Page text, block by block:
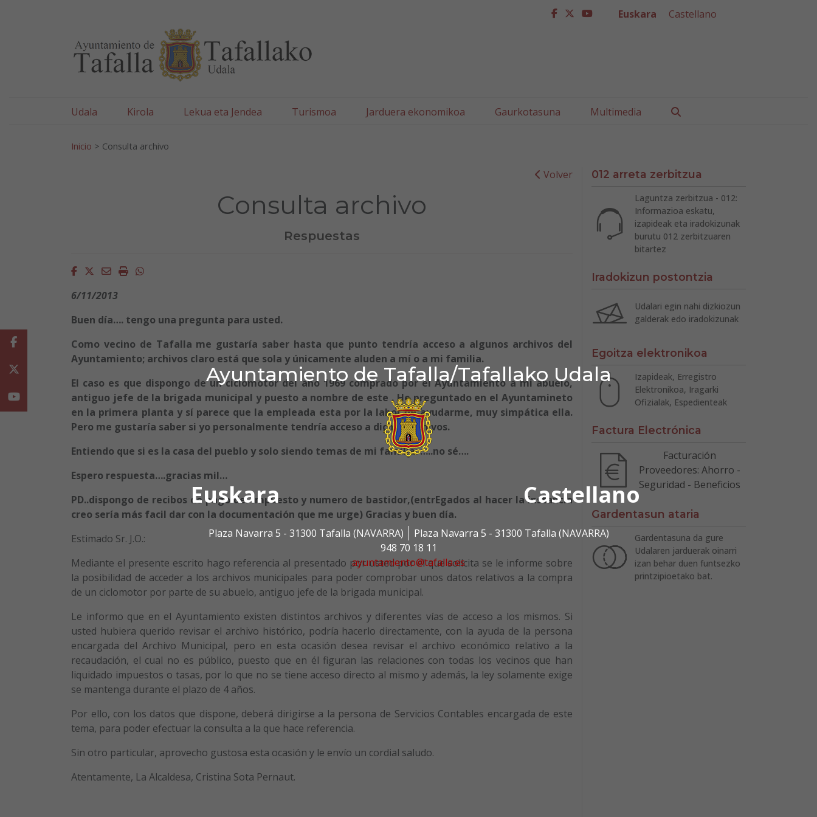
Ayuntamiento de Tafalla/Tafallako Udala
Euskara Castellano
Plaza Navarra 5 - 31300 Tafalla (NAVARRA)
Plaza Navarra 5 - 31300 Tafalla (NAVARRA)
948 70 18 11
ayuntamiento@tafalla.es
facebook
twitter
youtube
Euskara Castellano
Udala Kirola Lekua eta Jendea Turismoa Jarduera ekonomikoa Gaurkotasuna Multimedia
Inicio > Consulta archivo
Volver
Consulta archivo
Respuestas
Facebook
Twitter
EmailImprimirWhatsapp
6/11/2013
Buen día…. tengo una pregunta para usted.
Como vecino de Tafalla me gustaría saber hasta que punto tendría acceso a algunos archivos del
Ayuntamiento; archivos claro está que sola y únicamente aluden a mí o a mi familia.
El caso es que dispongo de un ciclomotor del año 1969 comprado por el Ayuntamiento a mi abuelo,
antiguo jefe de la brigada municipal y puesto a nombre de este . He preguntado en el Ayuntamineto
en la primera planta y sí parece que la empleada esta por la labor de ayudarme, muy simpática ella.
Pero me gustaría saber si yo personalmente tendría acceso a dichos archivos.
Entiendo que si es la casa del pueblo y solo siendo temas de mi familia. …..no sé….
Espero respuesta….gracias mil…
PD..dispongo de recibos de pago del impuesto y numero de bastidor,(entrEgados al hacer la instancia
creo sería más facil dar con la documentación que me urge) Gracias y buen día.
Estimado Sr. J.O.:
Mediante el presente escrito hago referencia al presentado por usted por el que solicita se le informe sobre
la posibilidad de acceder a los archivos municipales para poder comprobar unos datos relativos a la compra
de un ciclomotor por parte de su abuelo, antiguo jefe de la brigada municipal.
Le informo que en el Ayuntamiento existen distintos archivos y diferentes vías de acceso a los mismos. Si
usted hubiera querido revisar el archivo histórico, podría hacerlo directamente, con la ayuda de la persona
encargada del Archivo Municipal, pero en esta ocasión desea revisar el archivo económico relativo a la
recaudación, el cual no es público, puesto que en él figuran las relaciones con todas los vecinos que han
liquidado impuestos o tasas, por lo que no se tiene acceso directo al mismo y además, la ley solamente exige
se mantenga durante el plazo de 4 años.
Por ello, con los datos que dispone, deberá dirigirse a la persona de Servicios Contables encargada de este
tema, para poder efectuar la consulta a la que hace referencia.
Sin otro particular, aprovecho gustosa esta ocasión y le envío un cordial saludo.
Atentamente, La Alcaldesa, Cristina Sota Pernaut.
012 arreta zerbitzua
Laguntza zerbitzua - 012:
Informazioa eskatu,
izapideak eta iradokizunak
burutu 012 zerbitzuaren
bitartez
Iradokizun postontzia
Udalari egin nahi dizkiozun
galderak edo iradokizunak
Egoitza elektronikoa
Izapideak, Erregistro
Elektronikoa, Iragarki
Ofizialak, Espedienteak
Factura Electrónica
Facturación
Proveedores: Ahorro -
Seguridad - Beneficios
Gardentasun ataria
Gardentasuna da gure
Udalaren jarduerak oinarri
izan behar duen funtsezko
printzipioetako bat.
Facebook
Youtube